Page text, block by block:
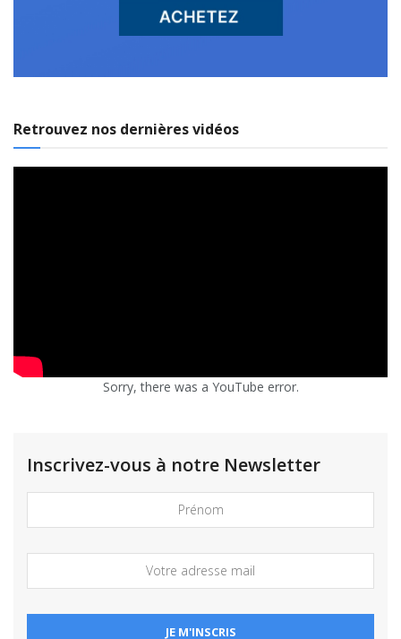
Retrouvez nos dernières vidéos
Sorry, there was a YouTube error.
Inscrivez-vous à notre Newsletter